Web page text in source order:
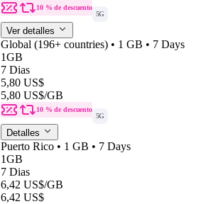
10 % de descuento
5G
Ver detalles
Global (196+ countries) • 1 GB • 7 Days
1GB
7 Dias
5,80 US$
5,80 US$/GB
10 % de descuento
5G
Detalles
Puerto Rico • 1 GB • 7 Days
1GB
7 Dias
6,42 US$/GB
6,42 US$